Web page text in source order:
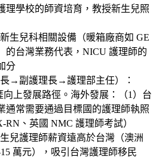
理學校的師資培育，教授新生兒照
新生兒科相關設備（暖箱廠商如 GE
的台灣業務代表，NICU 護理師的
分
→副護理長→護理部主任）
：
上發展路徑。海外發展：（1）台
通常需要通過目標國的護理師執照
、英國 NMC 護理師考試）
兒護理師薪資遠高於台灣（澳洲
萬元），吸引台灣護理師移民